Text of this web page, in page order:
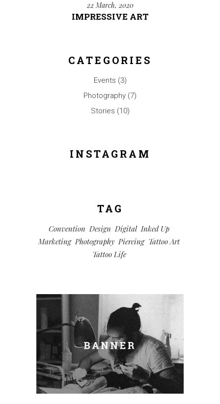
22 March, 2020
IMPRESSIVE ART
CATEGORIES
Events (3)
Photography (7)
Stories (10)
INSTAGRAM
TAG
Convention Design Digital Inked Up
Marketing Photography Piercing Tattoo Art
Tattoo Life